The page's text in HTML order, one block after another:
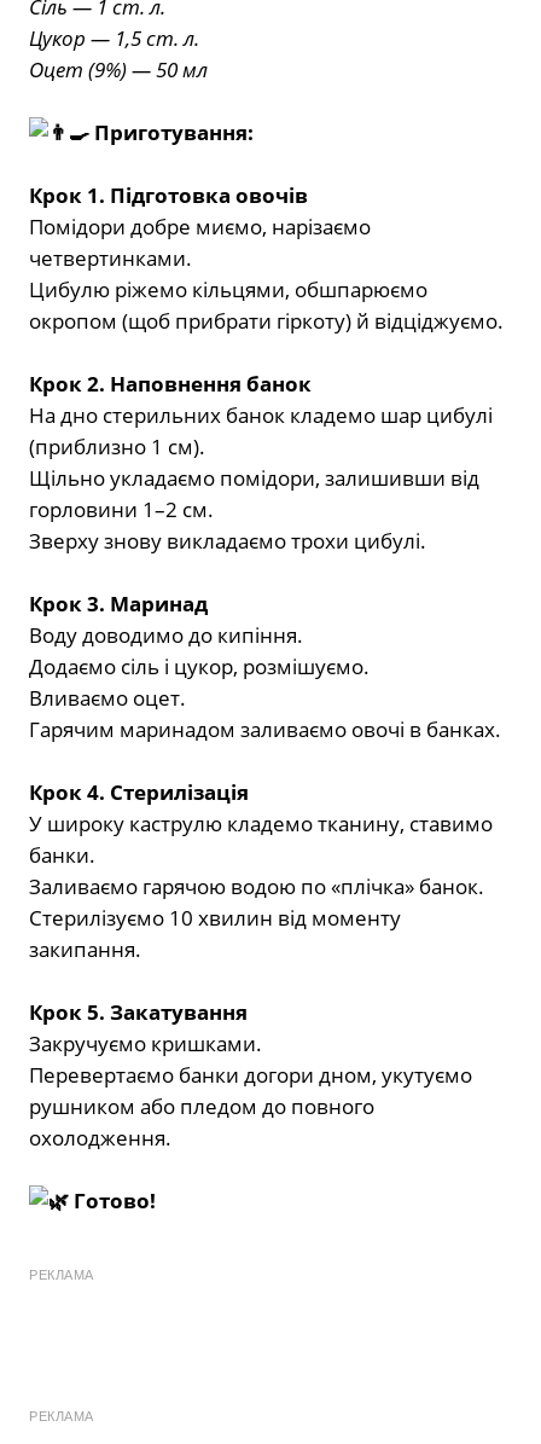
Сіль — 1 ст. л.
Цукор — 1,5 ст. л.
Оцет (9%) — 50 мл
Приготування:
Крок 1. Підготовка овочів
Помідори добре миємо, нарізаємо
четвертинками.
Цибулю ріжемо кільцями, обшпарюємо
окропом (щоб прибрати гіркоту) й відціджуємо.
Крок 2. Наповнення банок
На дно стерильних банок кладемо шар цибулі
(приблизно 1 см).
Щільно укладаємо помідори, залишивши від
горловини 1–2 см.
Зверху знову викладаємо трохи цибулі.
Крок 3. Маринад
Воду доводимо до кипіння.
Додаємо сіль і цукор, розмішуємо.
Вливаємо оцет.
Гарячим маринадом заливаємо овочі в банках.
Крок 4. Стерилізація
У широку каструлю кладемо тканину, ставимо
банки.
Заливаємо гарячою водою по «плічка» банок.
Стерилізуємо 10 хвилин від моменту
закипання.
Крок 5. Закатування
Закручуємо кришками.
Перевертаємо банки догори дном, укутуємо
рушником або пледом до повного
охолодження.
Готово!
РЕКЛАМА
РЕКЛАМА